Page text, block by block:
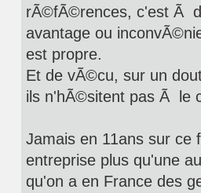
rÃ©fÃ©rences, c'est Ã
avantage ou
est propre.
Et de vÃ©cu, sur un
ils n'hÃ©sitent pas Ã le
Jamais en 11ans sur ce
entreprise plus qu'une
qu'on a en France des